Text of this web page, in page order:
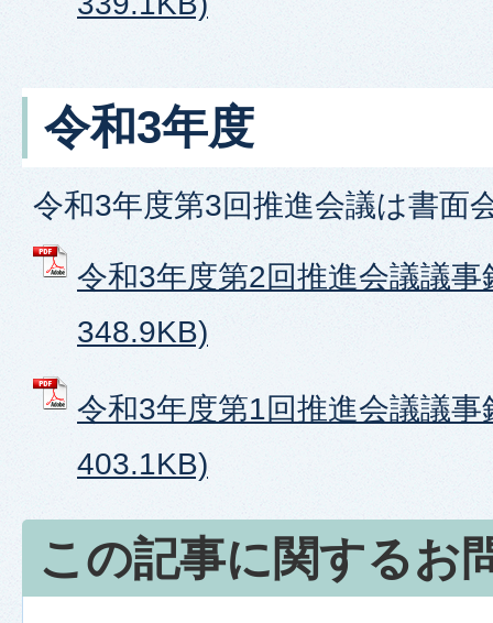
令和3年度
令和3年度第3回推進会議は書面
令和3年度第2回推進会議議
348.9KB)
令和3年度第1回推進会議議
403.1KB)
この記事に関するお